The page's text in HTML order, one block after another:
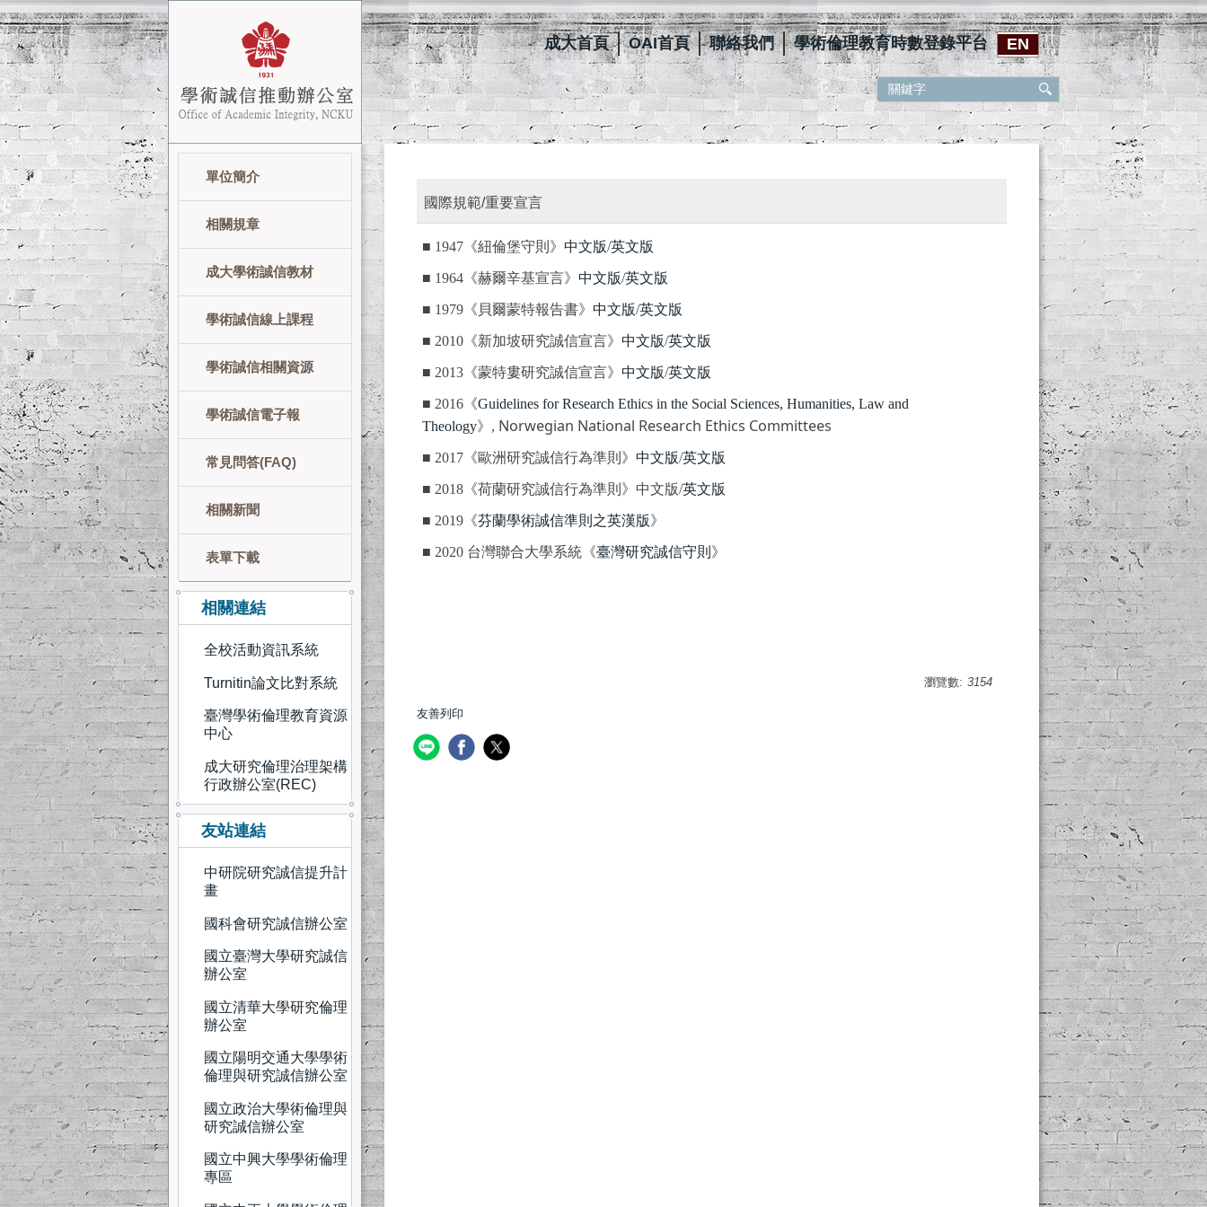
跳
到
主
要
內
容
區
成大首頁 OAI首頁 聯絡我們 學術倫理教育時數登錄平台 EN
單位簡介
相關規章
成大學術誠信教材
學術誠信線上課程
學術誠信相關資源
學術誠信電子報
常見問答(FAQ)
相關新聞
表單下載
相關連結
全校活動資訊系統
Turnitin論文比對系統
臺灣學術倫理教育資源
中心
成大研究倫理治理架構
行政辦公室(REC)
友站連結
中研院研究誠信提升計
畫
國科會研究誠信辦公室
國立臺灣大學研究誠信
辦公室
國立清華大學研究倫理
辦公室
國立陽明交通大學學術
倫理與研究誠信辦公室
國立政治大學術倫理與
研究誠信辦公室
國立中興大學學術倫理
專區
國際規範/重要宣言
■ 1947《紐倫堡守則》中文版/英文版
■ 1964《赫爾辛基宣言》中文版/英文版
■ 1979《貝爾蒙特報告書》中文版/英文版
■ 2010《新加坡研究誠信宣言》中文版/英文版
■ 2013《蒙特婁研究誠信宣言》中文版/英文版
■ 2016《Guidelines for Research Ethics in the Social Sciences, Humanities, Law and
Theology》, Norwegian National Research Ethics Committees
■ 2017《歐洲研究誠信行為準則》中文版/英文版
■ 2018《荷蘭研究誠信行為準則》中文版/英文版
■ 2019《芬蘭學術誠信準則之英漢版》
■ 2020 台灣聯合大學系統 《臺灣研究誠信守則 》
瀏覽數: 3154
友善列印